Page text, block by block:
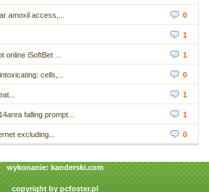
amoxil access,... 0
1
online iSoftBet ... 1
cells,... 0
1
falling prompt... 1
excluding... 0
wykonanie: kanderski.com
copyright by pcfoster.pl